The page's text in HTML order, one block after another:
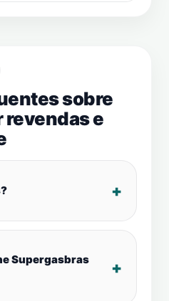
sobre
revendas e
Supergasbras